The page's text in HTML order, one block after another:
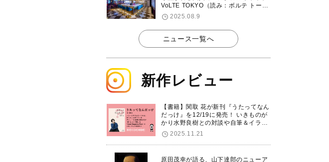
VoLTE TOKYO（読み：ボルテ トーキ
ョー）が東京・品川に8/8グランドオ
ープン！
2025.08.9
ニュース一覧へ
新作レビュー
【書籍】関取 花が新刊『うたってなん
だっけ』を12/19に発売！ いきものが
かり水野良樹との対談や自筆＆イラス
トで綴る自分史も掲載。さらに自身の
誕生日12/18に渋谷で出版記念イベン
トを開催！
2025.11.21
原田茂幸が語る、山下達郎のニューア